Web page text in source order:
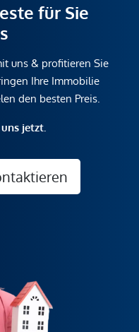
für Sie
uns & profitieren Sie
Ihre Immobilie
den besten Preis.
jetzt.